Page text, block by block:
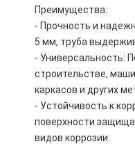
Преимущества:
- Прочность и
5 мм, труба
- Универсальность:
строительстве,
каркасов и других
- Устойчивость к
поверхности
видов коррозии.